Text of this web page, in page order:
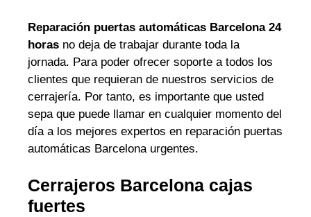
Reparación puertas automáticas Barcelona 24
horas no deja de trabajar durante toda la
jornada. Para poder ofrecer soporte a todos los
clientes que requieran de nuestros servicios de
cerrajería. Por tanto, es importante que usted
sepa que puede llamar en cualquier momento del
día a los mejores expertos en reparación puertas
automáticas Barcelona urgentes.
Cerrajeros Barcelona cajas
fuertes